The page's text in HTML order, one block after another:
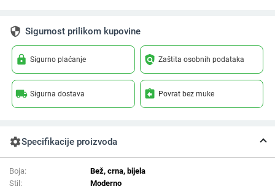
security Sigurnost prilikom kupovine
lock Sigurno plaćanje policy Zaštita osobnih podataka
local_shipping Sigurna dostava assignment_return Povrat bez muke
settingsSpecifikacije proizvoda
Boja:
Bež, crna, bijela
Stil:
Moderno